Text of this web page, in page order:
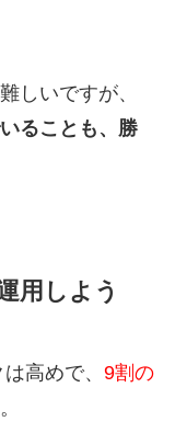
しいですが、
ることも、勝
用しよう
高めで、 9割の